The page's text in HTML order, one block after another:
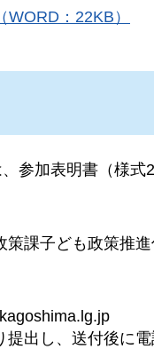
：22KB）
参加表明書（様式
策課子ども政策推
出し、送付後に電